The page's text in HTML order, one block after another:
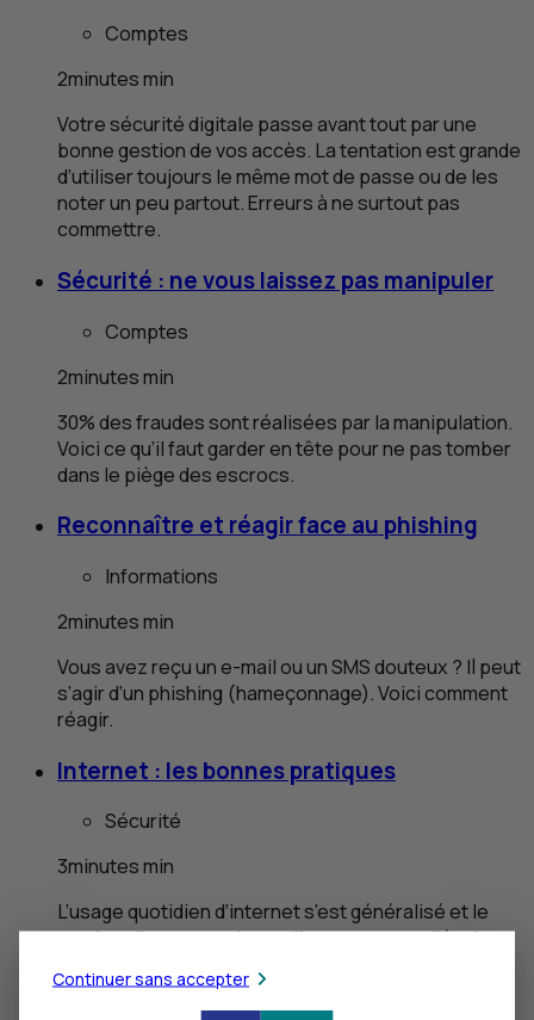
Comptes
2minutesmin
Votre sécurité digitale passe avant tout par une
bonne gestion de vos accès. La tentation est grande
d’utiliser toujours le même mot de passe ou de les
noter un peu partout. Erreurs à ne surtout pas
commettre.
Sécurité : ne vous laissez pas manipuler
Comptes
2minutesmin
30% des fraudes sont réalisées par la manipulation.
Voici ce qu’il faut garder en tête pour ne pas tomber
dans le piège des escrocs.
Reconnaître et réagir face au phishing
Informations
2minutesmin
Vous avez reçu un e-mail ou unSMSdouteux ? Il peut
s’agir d’un phishing (hameçonnage). Voici comment
réagir.
Internet : les bonnes pratiques
Sécurité
3minutesmin
L’usage quotidien d’internet s’est généralisé et le
nombre d’escroqueries en ligne ne cesse d’évoluer.
Continuer sans accepter